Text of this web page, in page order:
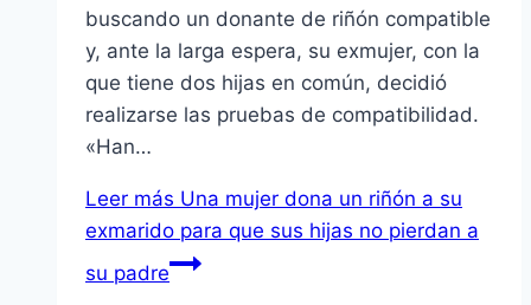
buscando un donante de riñón compatible
y, ante la larga espera, su exmujer, con la
que tiene dos hijas en común, decidió
realizarse las pruebas de compatibilidad.
«Han…
Leer más Una mujer dona un riñón a su
exmarido para que sus hijas no pierdan a
su padre